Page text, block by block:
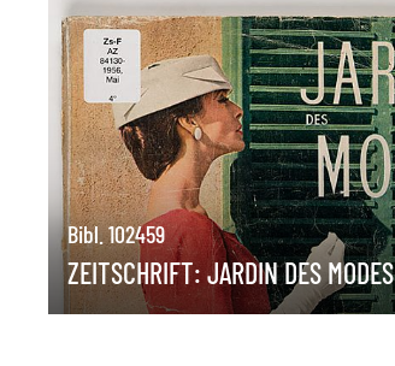
Bibl. 102459
ZEITSCHRIFT: JARDIN DES MODES